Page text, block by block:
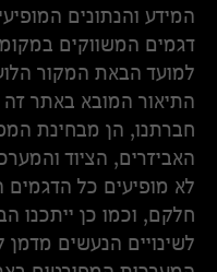
המידע והנתונים
דגמים המשווקים
למועד הבאת המקור
התיאור המובא באתר זה
חברתנו, הן מבחינת
האביזרים, הציוד
לא מופיעים כל
חלקם, וכמו כן ייתכנו
לשינויים הנעשים